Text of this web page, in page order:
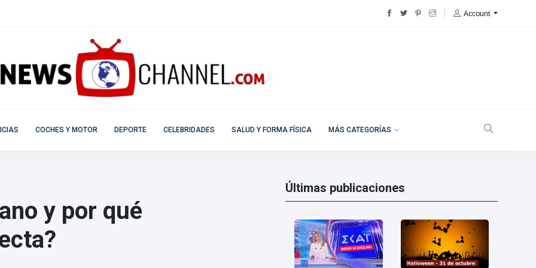
Account
COCHES Y MOTOR DEPORTE CELEBRIDADES SALUD Y FORMA FÍSICA MÁS CATEGORÍAS
y por qué
Últimas publicaciones